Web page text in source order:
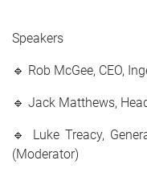
Speakers
🔹 Rob McGee, CEO,
🔹 Jack Matthews,
🔹 Luke Treacy,
(Moderator)